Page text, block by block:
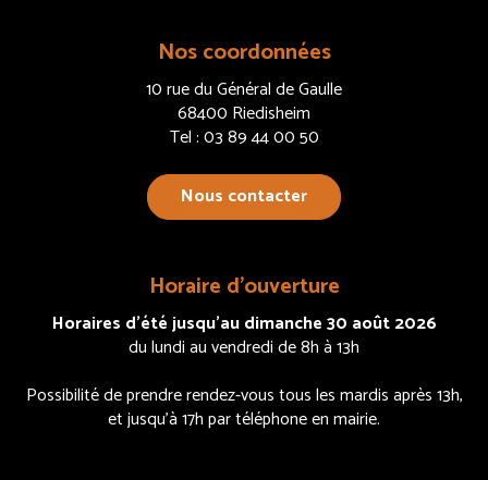
Nos coordonnées
10 rue du Général de Gaulle
68400 Riedisheim
Tel : 03 89 44 00 50
Nous contacter
Horaire d’ouverture
Horaires d’été jusqu’au dimanche 30 août 2026
du lundi au vendredi de 8h à 13h
Possibilité de prendre rendez-vous tous les mardis après 13h,
et jusqu’à 17h par téléphone en mairie.